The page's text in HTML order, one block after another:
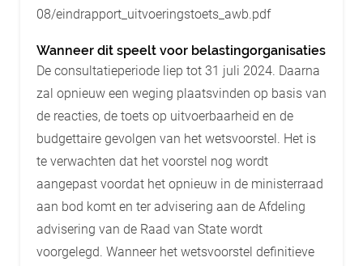
08/eindrapport_uitvoeringstoets_awb.pdf
Wanneer dit speelt voor belastingorganisaties
De consultatieperiode liep tot 31 juli 2024. Daarna
zal opnieuw een weging plaatsvinden op basis van
de reacties, de toets op uitvoerbaarheid en de
budgettaire gevolgen van het wetsvoorstel. Het is
te verwachten dat het voorstel nog wordt
aangepast voordat het opnieuw in de ministerraad
aan bod komt en ter advisering aan de Afdeling
advisering van de Raad van State wordt
voorgelegd. Wanneer het wetsvoorstel definitieve